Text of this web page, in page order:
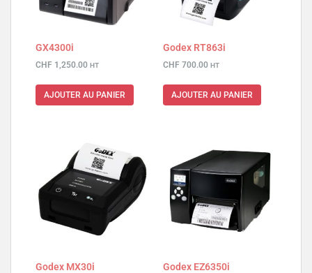
GX4300i
CHF 1,250.00 HT
AJOUTER AU PANIER
Godex RT863i
CHF 700.00 HT
AJOUTER AU PANIER
Godex MX30i Godex EZ6350i